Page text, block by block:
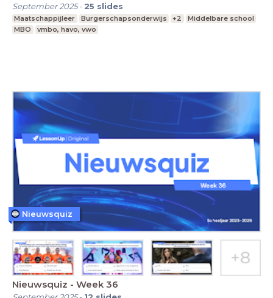
September 2025- 25 slides
Maatschappijleer Burgerschapsonderwijs +2
Middelbare school
MBO
vmbo, havo, vwo
Nieuwsquiz - Week 36
Nieuwsquiz